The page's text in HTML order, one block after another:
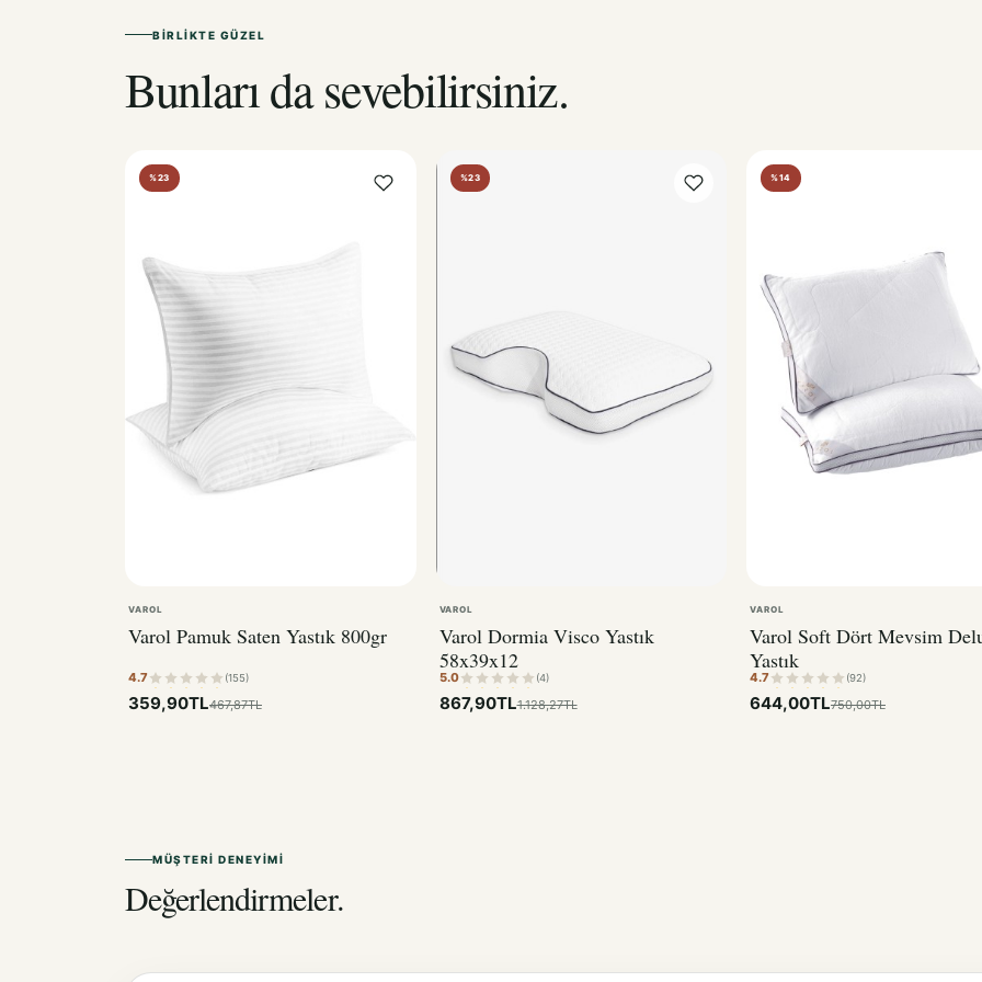
BIRLIKTE GÜZEL
Bunları da sevebilirsiniz.
%23
VAROL
Varol Pamuk Saten Yastık 800gr
4.7 (155)
359,90TL467,87TL
%23
VAROL
Varol Dormia Visco Yastık
58x39x12
5.0 (4)
867,90TL1.128,27TL
%14
VAROL
Varol Soft Dört Mevsim
Yastık
4.7 (92)
644,00TL750,00TL
MÜŞTERI DENEYIMI
Değerlendirmeler.